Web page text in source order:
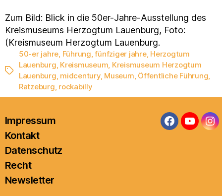
Zum Bild: Blick in die 50er-Jahre-Ausstellung des
Kreismuseums Herzogtum Lauenburg, Foto:
(Kreismuseum Herzogtum Lauenburg.
Schlagwörter
50-er jahre, Führung,fünfziger jahre, Herzogtum
Lauenburg, Kreismuseum, Kreismuseum Herzogtum
Lauenburg, midcentury, Museum, Öffentliche Führung,
Ratzeburg, rockabilly
Impressum
Kontakt
Datenschutz
Recht
Newsletter
Facebook